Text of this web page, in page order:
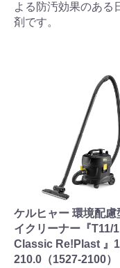
よる防汚効果のある
剤です。
ケルヒャー 環境配慮
イクリーナー『T11/1
Classic Re!Plast 』
210.0（1527-2100）